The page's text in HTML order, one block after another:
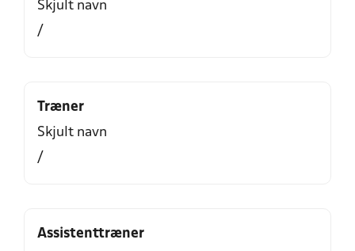
Skjult navn
/
Træner
Skjult navn
/
Assistenttræner